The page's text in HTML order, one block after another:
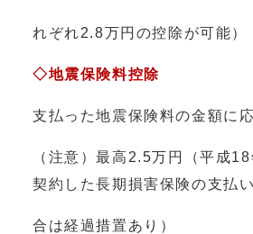
れぞれ2.8万円の控除が可能）
◇地震保険料控除
支払った地震保険料の金額に
（注意）最高2.5万円（平成
契約した長期損害保険の支払
合は経過措置あり）